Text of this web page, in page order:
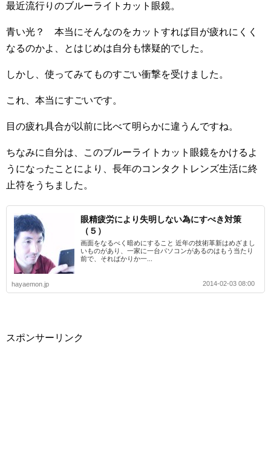
最近流行りのブルーライトカット眼鏡。
青い光？ 本当にそんなのをカットすれば目が疲れにくく
なるのかよ、とはじめは自分も懐疑的でした。
しかし、使ってみてものすごい衝撃を受けました。
これ、本当にすごいです。
目の疲れ具合が以前に比べて明らかに違うんですね。
ちなみに自分は、このブルーライトカット眼鏡をかけるよ
うになったことにより、長年のコンタクトレンズ生活に終
止符をうちました。
眼精疲労により失明しない為にすべき対策
（５）
画面をなるべく暗めにすること 近年の技術革新はめざまし
いものがあり、一家に一台パソコンがあるのはもう当たり
前で、そればかりか一...
hayaemon.jp 2014-02-03 08:00
スポンサーリンク